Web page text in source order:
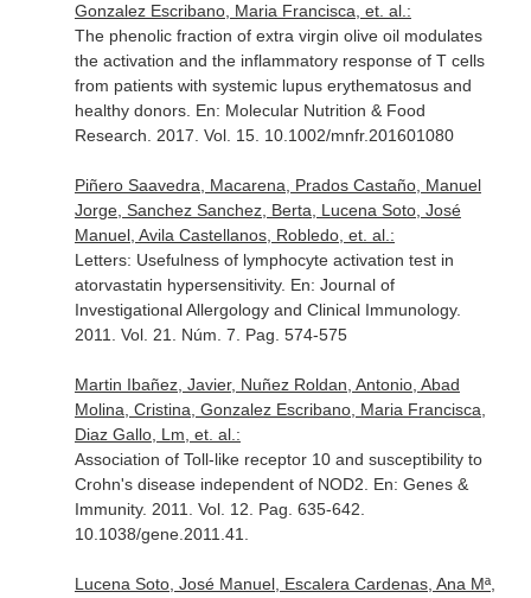
Gonzalez Escribano, Maria Francisca, et. al.:
The phenolic fraction of extra virgin olive oil modulates
the activation and the inflammatory response of T cells
from patients with systemic lupus erythematosus and
healthy donors. En: Molecular Nutrition & Food
Research . 2017. Vol. 15. 10.1002/mnfr.201601080
Piñero Saavedra, Macarena, Prados Castaño, Manuel
Jorge, Sanchez Sanchez, Berta, Lucena Soto, José
Manuel, Avila Castellanos, Robledo, et. al.:
Letters: Usefulness of lymphocyte activation test in
atorvastatin hypersensitivity. En: Journal of
Investigational Allergology and Clinical Immunology.
2011. Vol. 21. Núm. 7. Pag. 574-575
Martin Ibañez, Javier, Nuñez Roldan, Antonio, Abad
Molina, Cristina, Gonzalez Escribano, Maria Francisca,
Diaz Gallo, Lm, et. al.:
Association of Toll-like receptor 10 and susceptibility to
Crohn's disease independent of NOD2. En: Genes &
Immunity. 2011. Vol. 12. Pag. 635-642.
10.1038/gene.2011.41.
Lucena Soto, José Manuel, Escalera Cardenas, Ana Mª,